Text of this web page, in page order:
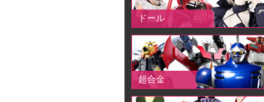
ドール
超合金